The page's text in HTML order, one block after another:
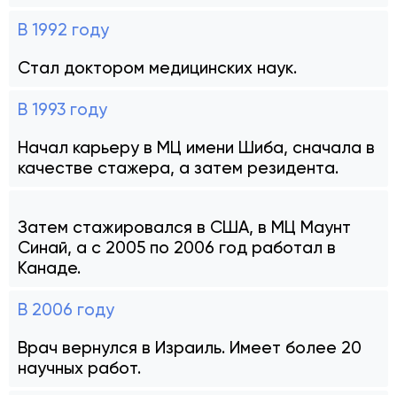
В 1992 году
Стал доктором медицинских наук.
В 1993 году
Начал карьеру в МЦ имени Шиба, сначала в
качестве стажера, а затем резидента.
Затем стажировался в США, в МЦ Маунт
Синай, а с 2005 по 2006 год работал в
Канаде.
В 2006 году
Врач вернулся в Израиль. Имеет более 20
научных работ.